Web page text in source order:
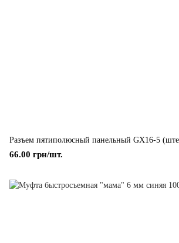
Разъем пятиполюсный панельный GX16-5
66.00 грн/шт.